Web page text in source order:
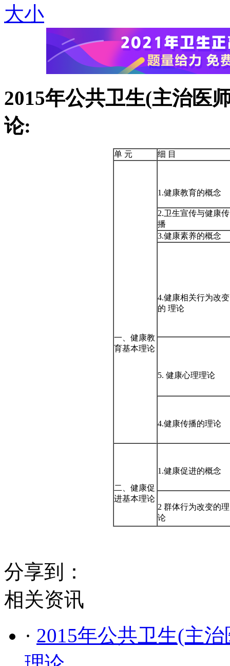
大小
2015年公共卫生(主治医
论:
单 元 细 目
一、健康教
育基本理论
1.健康教育的概念
2.卫生宣传与健康传
播
3.健康素养的概念
4.健康相关行为改变
的 理论
5. 健康心理理论
4.健康传播的理论
二、健康促
进基本理论
1.健康促进的概念
2 群体行为改变的理
论
分享到：
相关资讯
· 2015年公共卫生(主